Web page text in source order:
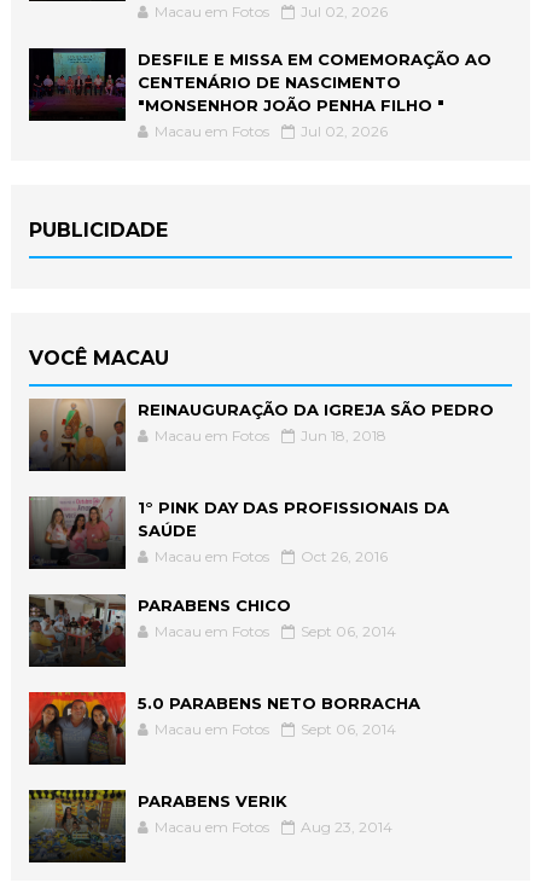
Macau em Fotos Jul 02, 2026
DESFILE E MISSA EM COMEMORAÇÃO AO
CENTENÁRIO DE NASCIMENTO
"MONSENHOR JOÃO PENHA FILHO "
Macau em Fotos Jul 02, 2026
PUBLICIDADE
VOCÊ MACAU
REINAUGURAÇÃO DA IGREJA SÃO PEDRO
Macau em Fotos Jun 18, 2018
1° PINK DAY DAS PROFISSIONAIS DA
SAÚDE
Macau em Fotos Oct 26, 2016
PARABENS CHICO
Macau em Fotos Sept 06, 2014
5.0 PARABENS NETO BORRACHA
Macau em Fotos Sept 06, 2014
PARABENS VERIK
Macau em Fotos Aug 23, 2014